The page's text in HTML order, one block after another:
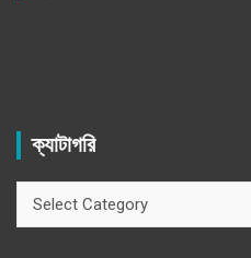
ক্যাটাগরি